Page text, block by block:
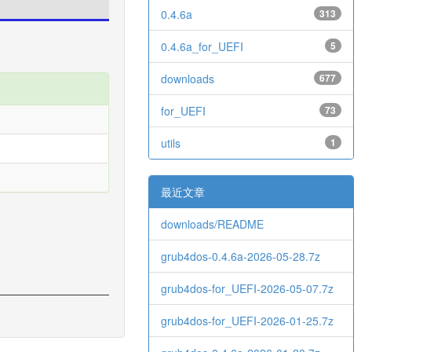
313
0.4.6a
5
0.4.6a_for_UEFI
677
downloads
73
for_UEFI
1
utils
最近文章
downloads/README
grub4dos-0.4.6a-2026-05-28.7z
grub4dos-for_UEFI-2026-05-07.7z
grub4dos-for_UEFI-2026-01-25.7z